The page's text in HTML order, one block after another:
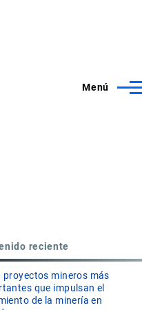
Menú
reciente
proyectos mineros más
que impulsan el
de la minería en